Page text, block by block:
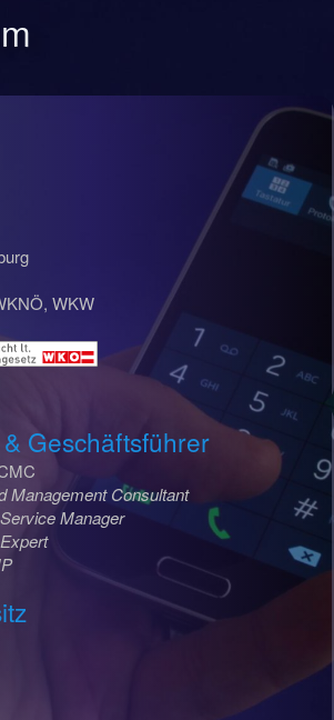
WKW
Geschäftsführer
Management Consultant
Manager